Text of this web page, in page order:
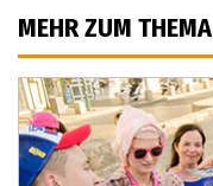
MEHR ZUM THEMA